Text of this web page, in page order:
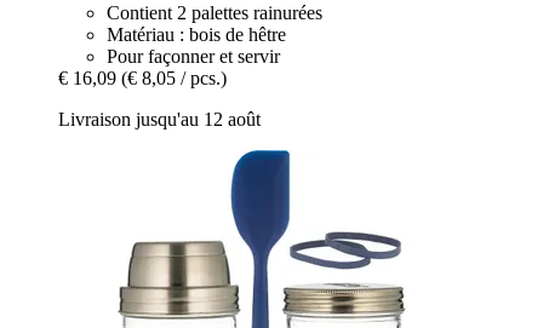
Contient 2 palettes rainurées
Matériau : bois de hêtre
Pour façonner et servir
€ 16,09 (€ 8,05 / pcs.)
Livraison jusqu'au 12 août